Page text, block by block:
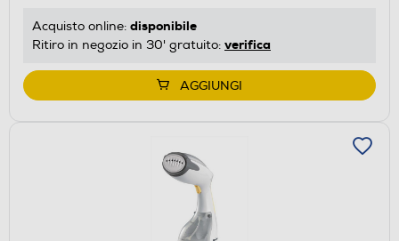
Acquisto online: disponibile
Ritiro in negozio in 30' gratuito: verifica
AGGIUNGI